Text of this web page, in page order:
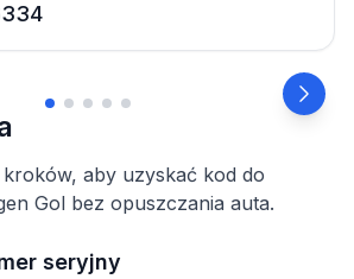
aby uzyskać kod do
Gol bez opuszczania auta.
seryjny